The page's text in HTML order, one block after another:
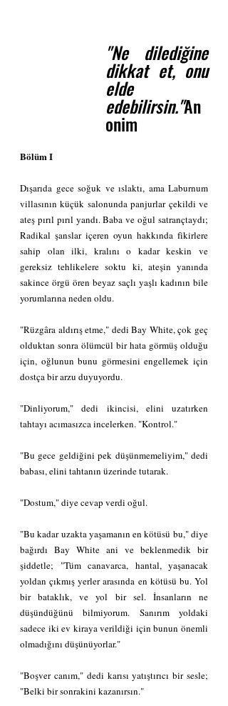
"Ne dilediğine
dikkat et, onu
elde
edebilirsin."An
onim
Bölüm I
Dışarıda gece soğuk ve ıslaktı, ama Laburnum
villasının küçük salonunda panjurlar çekildi ve
ateş pırıl pırıl yandı. Baba ve oğul satrançtaydı;
Radikal şanslar içeren oyun hakkında fikirlere
sahip olan ilki, kralını o kadar keskin ve
gereksiz tehlikelere soktu ki, ateşin yanında
sakince örgü ören beyaz saçlı yaşlı kadının bile
yorumlarına neden oldu.
"Rüzgâra aldırış etme," dedi Bay White, çok geç
olduktan sonra ölümcül bir hata görmüş olduğu
için, oğlunun bunu görmesini engellemek için
dostça bir arzu duyuyordu.
"Dinliyorum," dedi ikincisi, elini uzatırken
tahtayı acımasızca incelerken. "Kontrol."
"Bu gece geldiğini pek düşünmemeliyim," dedi
babası, elini tahtanın üzerinde tutarak.
"Dostum," diye cevap verdi oğul.
"Bu kadar uzakta yaşamanın en kötüsü bu," diye
bağırdı Bay White ani ve beklenmedik bir
şiddetle; "Tüm canavarca, hantal, yaşanacak
yoldan çıkmış yerler arasında en kötüsü bu. Yol
bir bataklık, ve yol bir sel. İnsanların ne
düşündüğünü bilmiyorum. Sanırım yoldaki
sadece iki ev kiraya verildiği için bunun önemli
olmadığını düşünüyorlar."
"Boşver canım," dedi karısı yatıştırıcı bir sesle;
"Belki bir sonrakini kazanırsın."